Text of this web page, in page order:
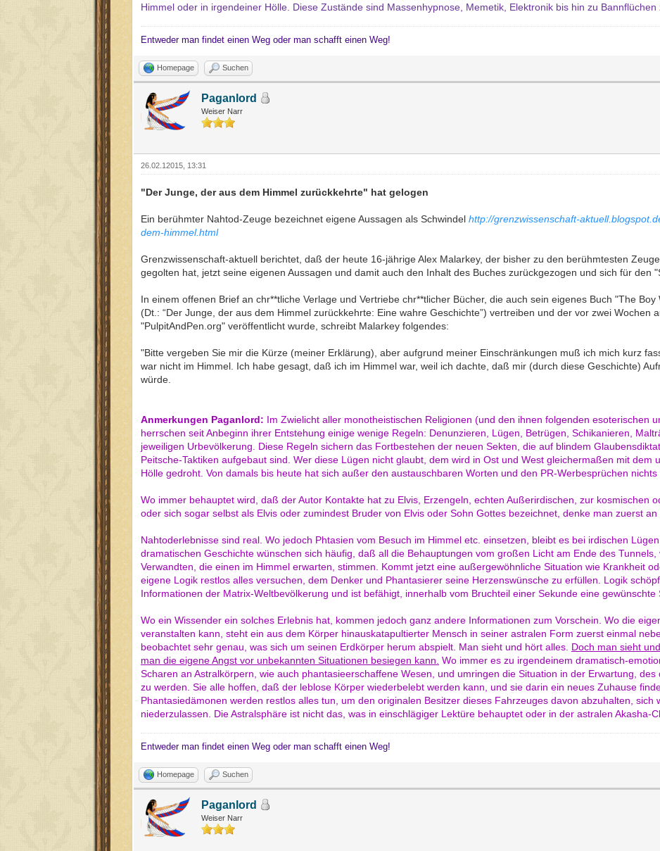
Himmel oder in irgendeiner Hölle. Diese Zustände sind Massenhypnose, Memetik, Elektronik bis hin zu Bannflüchen
Entweder man findet einen Weg oder man schafft einen Weg!
Homepage Suchen
Paganlord
Weiser Narr
26.02.12015, 13:31
"Der Junge, der aus dem Himmel zurückkehrte" hat gelogen
Ein berühmter Nahtod-Zeuge bezeichnet eigene Aussagen als Schwindel http://grenzwissenschaft-
dem-himmel.html
Grenzwissenschaft-aktuell berichtet, daß der heute 16-jährige Alex Malarkey, der bisher zu den berühmtesten
gegolten hat, jetzt seine eigenen Aussagen und damit auch den Inhalt des Buches zurückgezogen und sich für den
In einem offenen Brief an chr**tliche Verlage und Vertriebe chr**tlicher Bücher, die auch sein eigenes Buch "The
(Dt.: “Der Junge, der aus dem Himmel zurückkehrte: Eine wahre Geschichte”) vertreiben und der vor zwei Wochen
"PulpitAndPen.org" veröffentlicht wurde, schreibt Malarkey folgendes:
"Bitte vergeben Sie mir die Kürze (meiner Erklärung), aber aufgrund meiner Einschränkungen muß ich mich kurz
war nicht im Himmel. Ich habe gesagt, daß ich im Himmel war, weil ich dachte, daß mir (durch diese Geschichte)
würde.
Anmerkungen Paganlord: Im Zwielicht aller monotheistischen Religionen (und den ihnen folgenden esoterischen
herrschen seit Anbeginn ihrer Entstehung einige wenige Regeln: Denunzieren, Lügen, Betrügen, Schikanieren,
jeweiligen Urbevölkerung. Diese Regeln sichern das Fortbestehen der neuen Sekten, die auf blindem
Peitsche-Taktiken aufgebaut sind. Wer diese Lügen nicht glaubt, dem wird in Ost und West gleichermaßen mit dem
Hölle gedroht. Von damals bis heute hat sich außer den austauschbaren Worten und den PR-Werbesprüchen nichts
Wo immer behauptet wird, daß der Autor Kontakte hat zu Elvis, Erzengeln, echten Außerirdischen, zur kosmischen
oder sich sogar selbst als Elvis oder zumindest Bruder von Elvis oder Sohn Gottes bezeichnet, denke man zuerst an
Nahtoderlebnisse sind real. Wo jedoch Phtasien vom Besuch im Himmel etc. einsetzen, bleibt es bei irdischen
dramatischen Geschichte wünschen sich häufig, daß all die Behauptungen vom großen Licht am Ende des
Verwandten, die einen im Himmel erwarten, stimmen. Kommt jetzt eine außergewöhnliche Situation wie Krankheit
eigene Logik restlos alles versuchen, dem Denker und Phantasierer seine Herzenswünsche zu erfüllen. Logik
Informationen der Matrix-Weltbevölkerung und ist befähigt, innerhalb vom Bruchteil einer Sekunde eine gewünschte
Wo ein Wissender ein solches Erlebnis hat, kommen jedoch ganz andere Informationen zum Vorschein. Wo die
veranstalten kann, steht ein aus dem Körper hinauskatapultierter Mensch in seiner astralen Form zuerst einmal
beobachtet sehr genau, was sich um seinen Erdkörper herum abspielt. Man sieht und hört alles. Doch man sieht
man die eigene Angst vor unbekannten Situationen besiegen kann. Wo immer es zu irgendeinem dramatisch-
Scharen an Astralkörpern, wie auch phantasieerschaffene Wesen, und umringen die Situation in der Erwartung,
zu werden. Sie alle hoffen, daß der leblose Körper wiederbelebt werden kann, und sie darin ein neues Zuhause
Phantasiedämonen werden restlos alles tun, um den originalen Besitzer dieses Fahrzeuges davon abzuhalten, sich
niederzulassen. Die Astralsphäre ist nicht das, was in einschlägiger Lektüre behauptet oder in der astralen Akasha-
Entweder man findet einen Weg oder man schafft einen Weg!
Homepage Suchen
Paganlord
Weiser Narr